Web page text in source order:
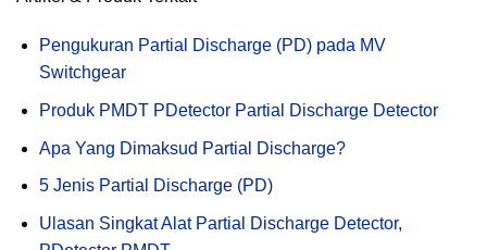
Pengukuran Partial Discharge (PD) pada MV
Switchgear
Produk PMDT PDetector Partial Discharge Detector
Apa Yang Dimaksud Partial Discharge?
5 Jenis Partial Discharge (PD)
Ulasan Singkat Alat Partial Discharge Detector,